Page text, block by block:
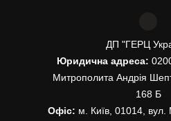
ДП "ГЕРЦ
Юридична адреса:
Митрополита Андрія
168 Б
Офіс: м. Київ, 01014,